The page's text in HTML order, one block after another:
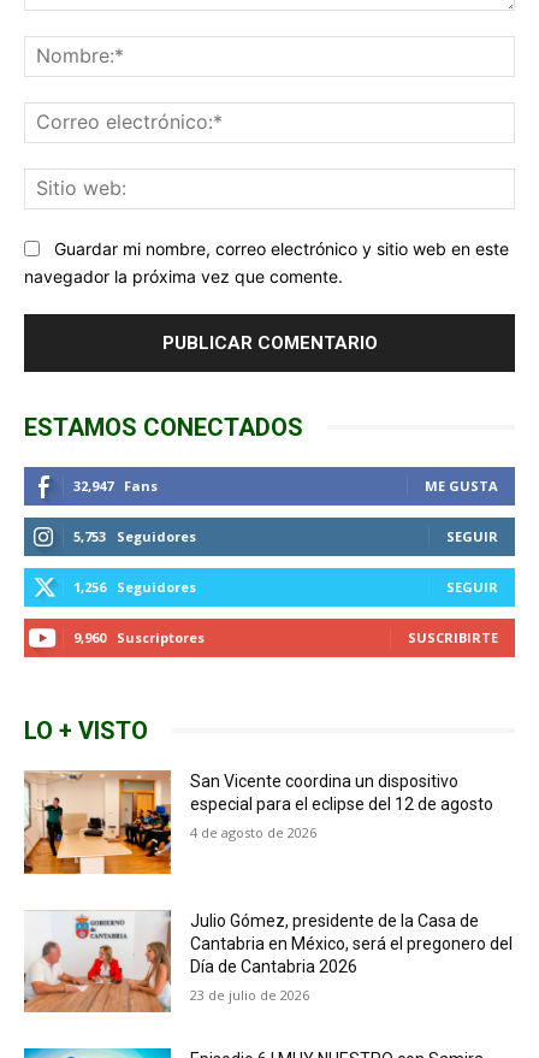
Guardar mi nombre, correo electrónico y sitio web en este
navegador la próxima vez que comente.
ESTAMOS CONECTADOS
32,947 Fans ME GUSTA
5,753 Seguidores SEGUIR
1,256 Seguidores SEGUIR
9,960 Suscriptores SUSCRIBIRTE
LO + VISTO
San Vicente coordina un dispositivo
especial para el eclipse del 12 de agosto
4 de agosto de 2026
Julio Gómez, presidente de la Casa de
Cantabria en México, será el pregonero del
Día de Cantabria 2026
23 de julio de 2026